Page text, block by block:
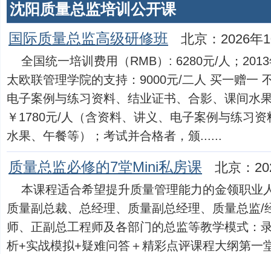
沈阳质量总监培训公开课
国际质量总监高级研修班 北京：2026年
全国统一培训费用（RMB）: 6280元/人；
太欧联管理学院的支持：9000元/二人 买一赠一
电子案例与练习资料、结业证书、合影、课间水
￥1780元/人（含资料、讲义、电子案例与练习
水果、午餐等）；考试并合格者，颁......
质量总监必修的7堂Mini私房课 北京：
本课程适合希望提升质量管理能力的金领职业
质量副总裁、总经理、质量副总经理、质量总监/
师、正副总工程师及各部门的总监等教学模式：
析+实战模拟+疑难问答＋精彩点评课程大纲第一